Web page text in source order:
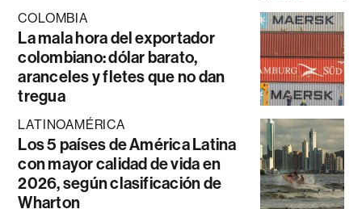
COLOMBIA
La mala hora del exportador
colombiano: dólar barato,
aranceles y fletes que no dan
tregua
LATINOAMÉRICA
Los 5 países de América Latina
con mayor calidad de vida en
2026, según clasificación de
Wharton